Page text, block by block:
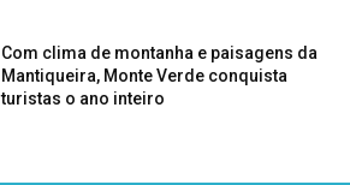
Com clima de montanha e paisagens da
Mantiqueira, Monte Verde conquista
turistas o ano inteiro